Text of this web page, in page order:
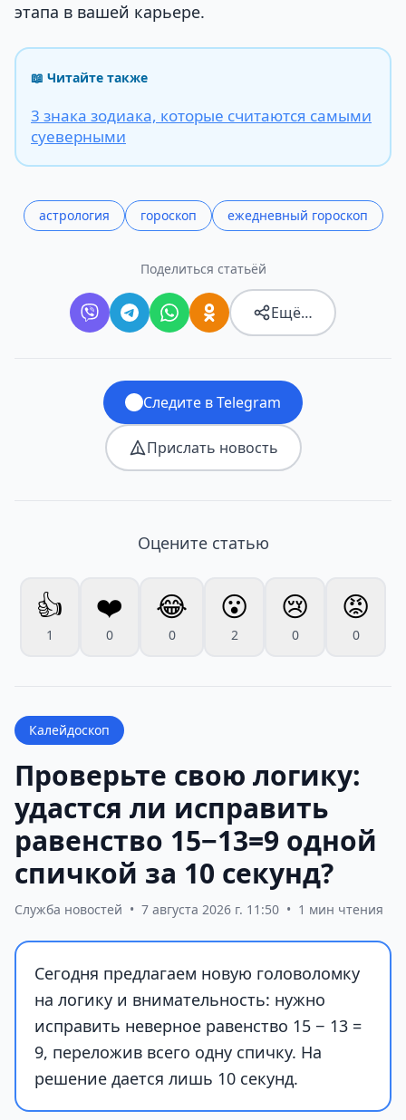
этапа в вашей карьере.
📖 Читайте также
3 знака зодиака, которые считаются самыми
суеверными
астрология гороскоп ежедневный гороскоп
Поделиться статьёй
Ещё…
Следите в Telegram
Прислать новость
Оцените статью
👍
1
❤️
0
😂
0
😮
2
😢
0
😡
0
Калейдоскоп
Проверьте свою логику:
удастся ли исправить
равенство 15−13=9 одной
спичкой за 10 секунд?
Служба новостей • 7 августа 2026 г. 11:50 • 1 мин чтения
Сегодня предлагаем новую головоломку
на логику и внимательность: нужно
исправить неверное равенство 15 − 13 =
9, переложив всего одну спичку. На
решение дается лишь 10 секунд.